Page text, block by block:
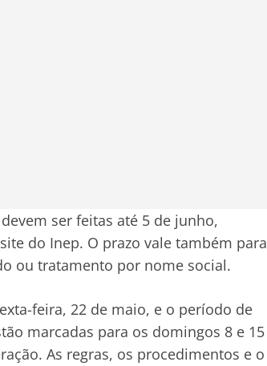
ser feitas até 5 de junho,
do Inep. O prazo vale também para
ou tratamento por nome social.
feira, 22 de maio, e o período de
marcadas para os domingos 8 e 15
As regras, os procedimentos e o